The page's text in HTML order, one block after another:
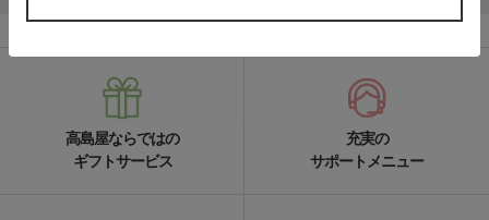
高島屋ならではの
ギフトサービス
充実の
サポートメニュー